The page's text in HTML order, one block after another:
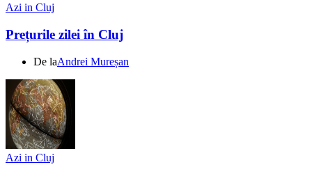
Azi in Cluj
Prețurile zilei în Cluj
De laAndrei Mureșan
Azi in Cluj